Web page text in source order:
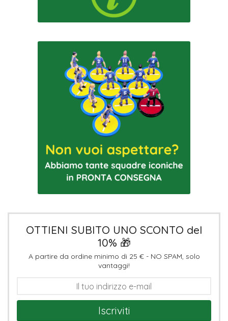
OTTIENI SUBITO UNO SCONTO del
10% 🎁
A partire da ordine minimo di 25 € - NO SPAM, solo
vantaggi!
Iscriviti